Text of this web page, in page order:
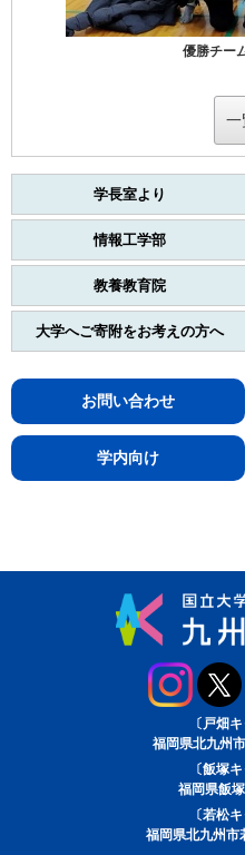
優勝チー
一
学長室より
情報工学部
教養教育院
大学へご寄附をお考えの方へ
お問い合わせ
学内向け
〔戸畑
福岡県北九州
〔飯塚
福岡県飯
〔若松
福岡県北九州市